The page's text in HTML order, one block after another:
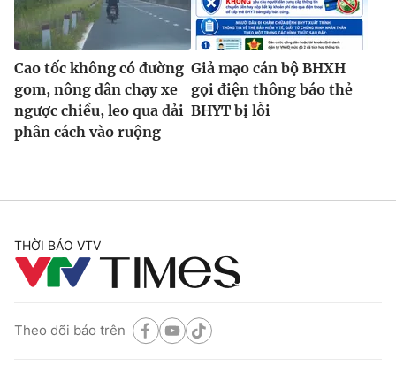
Cao tốc không có đường
gom, nông dân chạy xe
ngược chiều, leo qua dải
phân cách vào ruộng
Giả mạo cán bộ BHXH
gọi điện thông báo thẻ
BHYT bị lỗi
THỜI BÁO VTV
Theo dõi báo trên